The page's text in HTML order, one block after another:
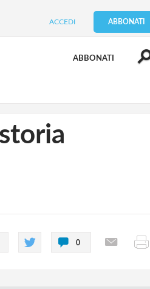
ACCEDI ABBONATI
ABBONATI
0